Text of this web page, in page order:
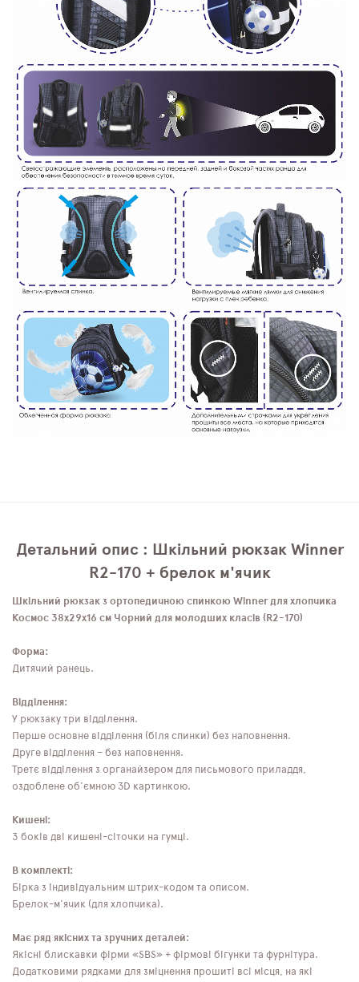
Детальний опис : Шкільний рюкзак Winner
R2-170 + брелок м'ячик
Шкільний рюкзак з ортопедичною спинкою Winner для хлопчика
Космос 38х29х16 см Чорний для молодших класів (R2-170)
Форма:
Дитячий ранець.
Відділення:
У рюкзаку три відділення.
Перше основне відділення (біля спинки) без наповнення.
Друге відділення – без наповнення.
Третє відділення з органайзером для письмового приладдя,
оздоблене об'ємною 3D картинкою.
Кишені:
З боків дві кишені-сіточки на гумці.
В комплекті:
Бірка з індивідуальним штрих-кодом та описом.
Брелок-м'ячик (для хлопчика).
Має ряд якісних та зручних деталей:
Якісні блискавки фірми «SBS» + фірмові бігунки та фурнітура.
Додатковими рядками для зміцнення прошиті всі місця, на які